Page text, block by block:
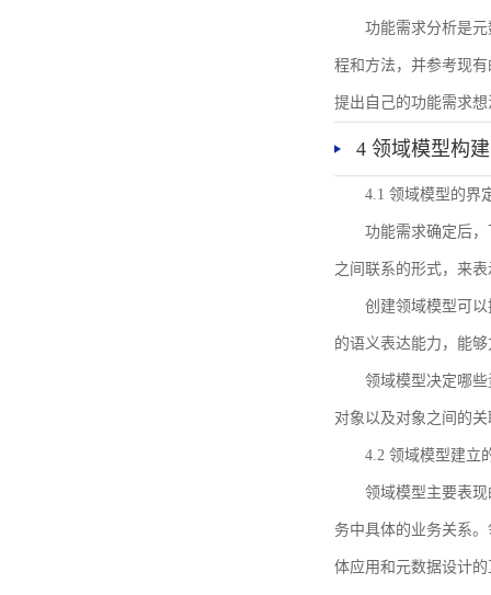
功能需求分析是
程和方法，并参考现
提出自己的功能需求
4 领域模型构建
4.1 领域模型的界
功能需求确定后
之间联系的形式，来
创建领域模型可
的语义表达能力，能
领域模型决定哪
对象以及对象之间的
4.2 领域模型建立
领域模型主要表
务中具体的业务关系
体应用和元数据设计